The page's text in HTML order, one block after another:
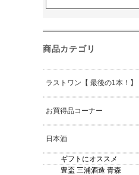
商品カテゴリ
ラストワン【 最後の1本！】
お買得品コーナー
日本酒
ギフトにオススメ
豊盃 三浦酒造 青森